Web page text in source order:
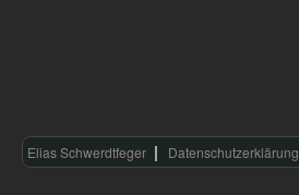
Elias Schwerdtfeger Datenschutzerklärung